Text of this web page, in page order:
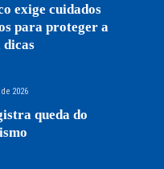
exige cuidados
para proteger a
dicas
2026
queda do